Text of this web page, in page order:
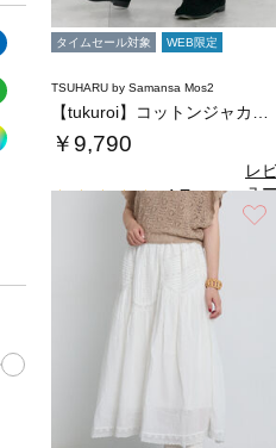
タイムセール対象 WEB限定
TSUHARU by Samansa Mos2
￥9,790
4.7（6）
レ
ュ
を見
る